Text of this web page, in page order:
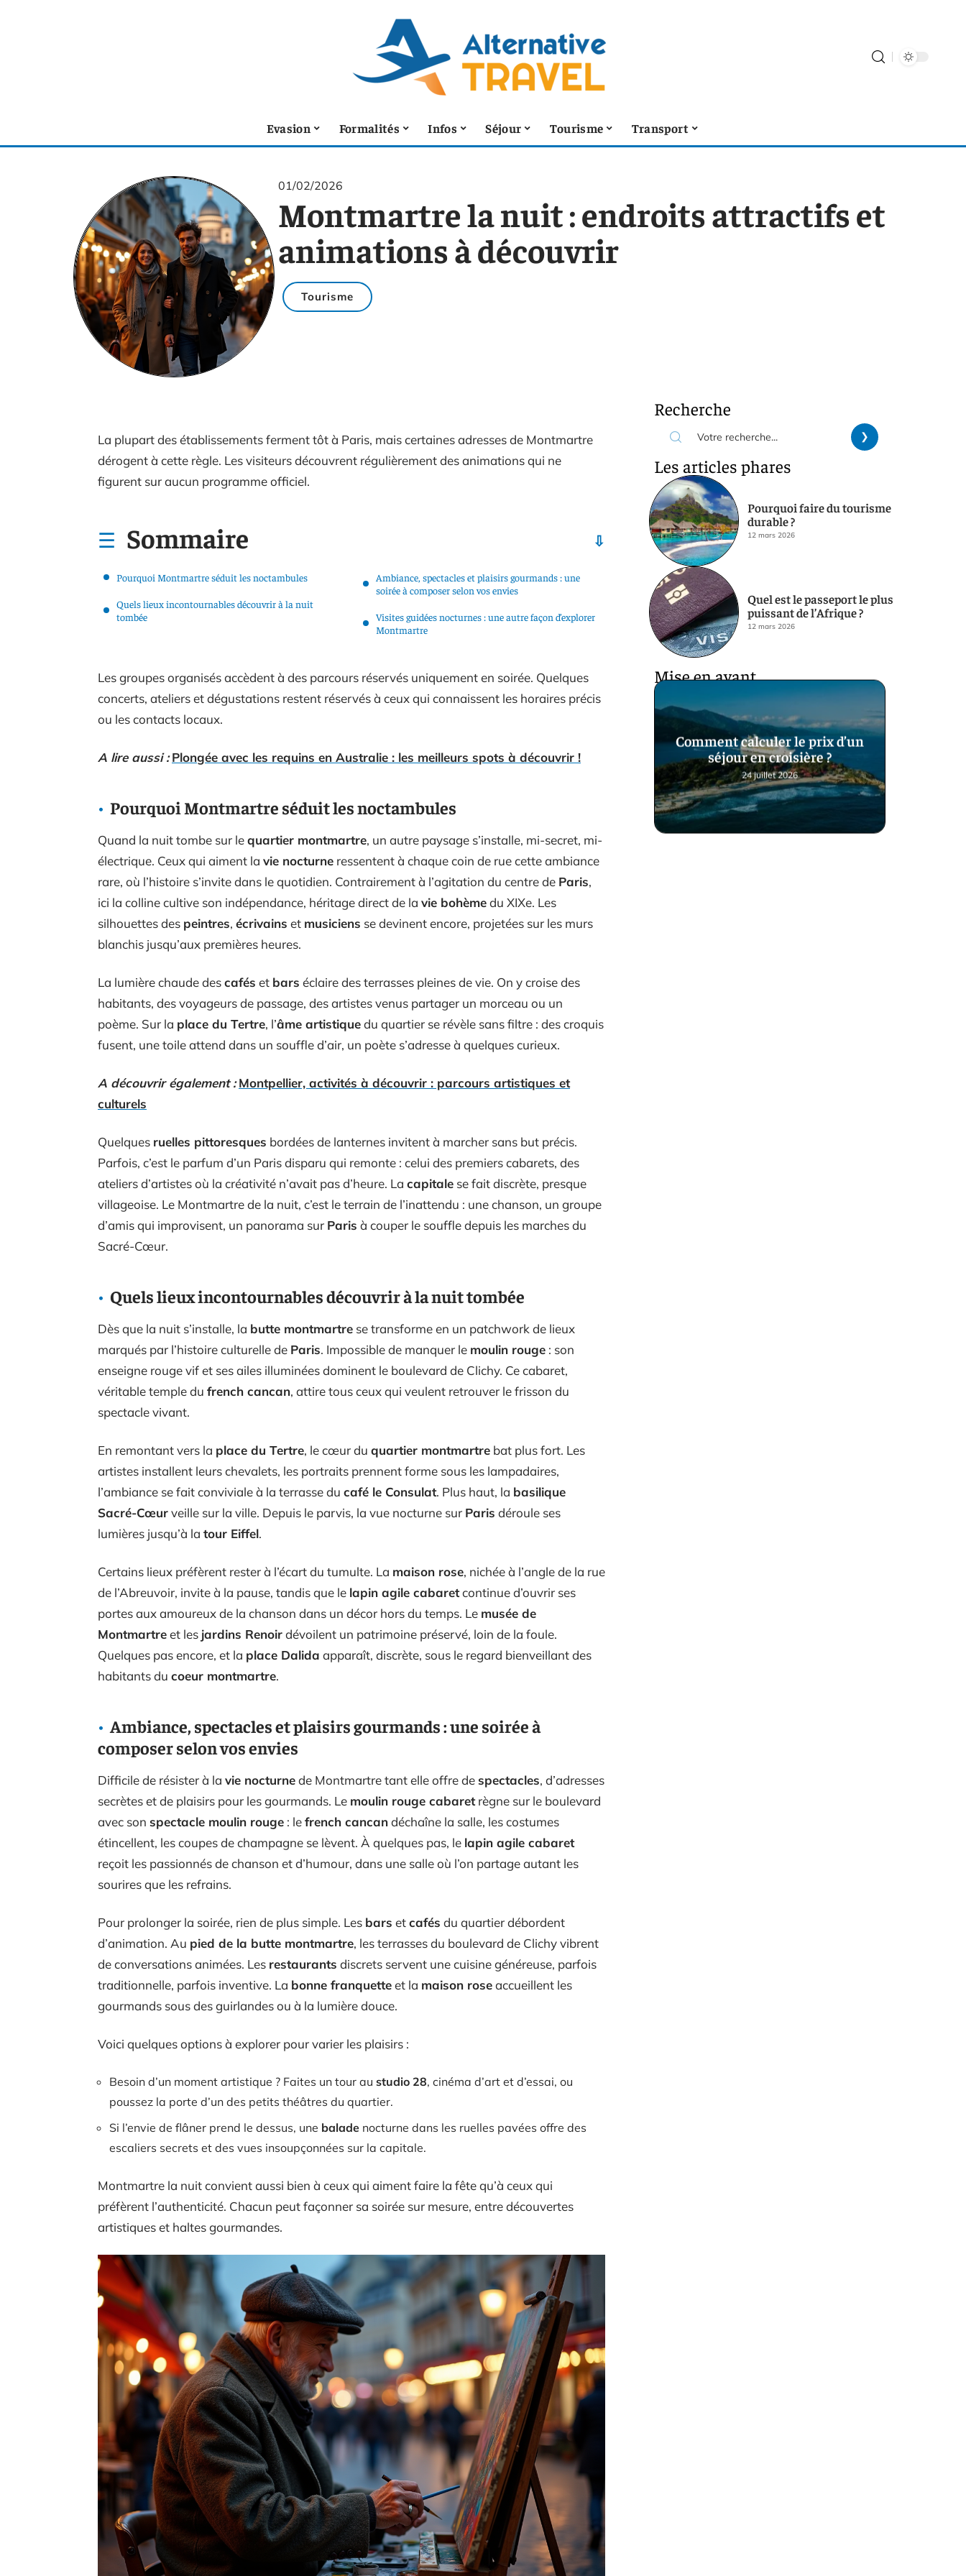
Evasion Formalités Infos Séjour Tourisme Transport
01/02/2026
Montmartre la nuit : endroits attractifs et
animations à découvrir
Tourisme
La plupart des établissements ferment tôt à Paris, mais certaines adresses de Montmartre
dérogent à cette règle. Les visiteurs découvrent régulièrement des animations qui ne
figurent sur aucun programme officiel.
Sommaire
Pourquoi Montmartre séduit les noctambules
Quels lieux incontournables découvrir à la nuit
tombée
Ambiance, spectacles et plaisirs gourmands : une
soirée à composer selon vos envies
Visites guidées nocturnes : une autre façon d’explorer
Montmartre
Les groupes organisés accèdent à des parcours réservés uniquement en soirée. Quelques
concerts, ateliers et dégustations restent réservés à ceux qui connaissent les horaires précis
ou les contacts locaux.
A lire aussi : Plongée avec les requins en Australie : les meilleurs spots à découvrir !
Pourquoi Montmartre séduit les noctambules
Quand la nuit tombe sur lequartier montmartre, un autre paysage s’installe, mi-secret, mi-
électrique. Ceux qui aiment la vie nocturne ressentent à chaque coin de rue cette ambiance
rare, où l’histoire s’invite dans le quotidien. Contrairement à l’agitation du centre de Paris,
ici la colline cultive son indépendance, héritage direct de la vie bohèmedu XIXe. Les
silhouettes des peintres, écrivains et musiciens se devinent encore, projetées sur les murs
blanchis jusqu’aux premières heures.
La lumière chaude descafés et bars éclaire des terrasses pleines de vie. On y croise des
habitants, des voyageurs de passage, des artistes venus partager un morceau ou un
poème. Sur la place du Tertre, l’âme artistiquedu quartier se révèle sans filtre : des croquis
fusent, une toile attend dans un souffle d’air, un poète s’adresse à quelques curieux.
A découvrir également : Montpellier, activités à découvrir : parcours artistiques et
culturels
Quelques ruelles pittoresques bordées de lanternes invitent à marcher sans but précis.
Parfois, c’est le parfum d’un Paris disparu qui remonte : celui des premiers cabarets, des
ateliers d’artistes où la créativité n’avait pas d’heure. La capitale se fait discrète, presque
villageoise. Le Montmartre de la nuit, c’est le terrain de l’inattendu : une chanson, un groupe
d’amis qui improvisent, un panorama sur Paris à couper le souffle depuis les marches du
Sacré-Cœur.
Quels lieux incontournables découvrir à la nuit tombée
Dès que la nuit s’installe, la butte montmartre se transforme en un patchwork de lieux
marqués par l’histoire culturelle de Paris. Impossible de manquer le moulin rouge : son
enseigne rouge vif et ses ailes illuminées dominent le boulevard de Clichy. Ce cabaret,
véritable temple du french cancan, attire tous ceux qui veulent retrouver le frisson du
spectacle vivant.
En remontant vers la place du Tertre, le cœur du quartier montmartre bat plus fort. Les
artistes installent leurs chevalets, les portraits prennent forme sous les lampadaires,
l’ambiance se fait conviviale à la terrasse du café le Consulat. Plus haut, la basilique
Sacré-Cœurveille sur la ville. Depuis le parvis, la vue nocturne sur Paris déroule ses
lumières jusqu’à la tour Eiffel.
Certains lieux préfèrent rester à l’écart du tumulte. La maison rose, nichée à l’angle de la rue
de l’Abreuvoir, invite à la pause, tandis que le lapin agile cabaretcontinue d’ouvrir ses
portes aux amoureux de la chanson dans un décor hors du temps. Le musée de
Montmartreet les jardins Renoirdévoilent un patrimoine préservé, loin de la foule.
Quelques pas encore, et la place Dalida apparaît, discrète, sous le regard bienveillant des
habitants du coeur montmartre.
Ambiance, spectacles et plaisirs gourmands : une soirée à
composer selon vos envies
Difficile de résister à la vie nocturnede Montmartre tant elle offre despectacles, d’adresses
secrètes et de plaisirs pour les gourmands. Le moulin rouge cabaretrègne sur le boulevard
avec son spectacle moulin rouge : lefrench cancandéchaîne la salle, les costumes
étincellent, les coupes de champagne se lèvent. À quelques pas, le lapin agile cabaret
reçoit les passionnés de chanson et d’humour, dans une salle où l’on partage autant les
sourires que les refrains.
Pour prolonger la soirée, rien de plus simple. Les bars etcafés du quartier débordent
d’animation. Au pied de la butte montmartre, les terrasses du boulevard de Clichy vibrent
de conversations animées. Les restaurants discrets servent une cuisine généreuse, parfois
traditionnelle, parfois inventive. La bonne franquetteet la maison roseaccueillent les
gourmands sous des guirlandes ou à la lumière douce.
Voici quelques options à explorer pour varier les plaisirs :
Besoin d’un moment artistique ? Faites un tour au studio 28, cinéma d’art et d’essai, ou
poussez la porte d’un des petits théâtres du quartier.
Si l’envie de flâner prend le dessus, une balade nocturne dans les ruelles pavées offre des
escaliers secrets et des vues insoupçonnées sur la capitale.
Montmartre la nuit convient aussi bien à ceux qui aiment faire la fête qu’à ceux qui
préfèrent l’authenticité. Chacun peut façonner sa soirée sur mesure, entre découvertes
artistiques et haltes gourmandes.
Recherche
Les articles phares
Pourquoi faire du tourisme
durable ?
12 mars 2026
Quel est le passeport le plus
puissant de l’Afrique ?
12 mars 2026
Mise en avant
Comment calculer le prix d’un
séjour en croisière ?
24 juillet 2026